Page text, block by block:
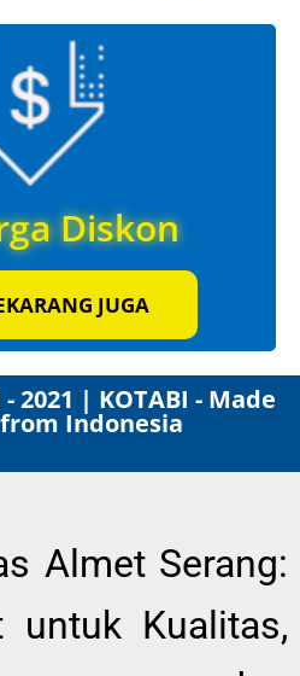
Diskon
JUGA
2021 | KOTABI - Made
Indonesia
Almet Serang:
untuk Kualitas,